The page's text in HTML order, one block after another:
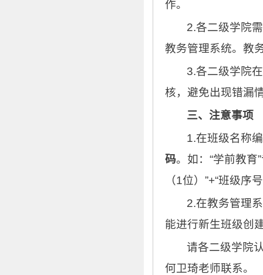
作。
2.各二级学院
教务管理系统。教
3.各二级学院
核，避免出现错漏
三、注意事项
1.在班级名称
码。如：“学前教育
（1位）”+“班级序
2.在教务管理
能进行新生班级创
请各二级学院
何卫琦老师联系。